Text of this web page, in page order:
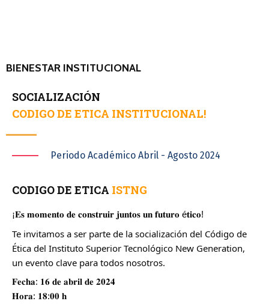
BIENESTAR INSTITUCIONAL
SOCIALIZACIÓN
CODIGO DE ETICA INSTITUCIONAL!
Periodo Académico Abril - Agosto 2024
CODIGO DE ETICA ISTNG
¡𝐄𝐬 𝐦𝐨𝐦𝐞𝐧𝐭𝐨 𝐝𝐞 𝐜𝐨𝐧𝐬𝐭𝐫𝐮𝐢𝐫 𝐣𝐮𝐧𝐭𝐨𝐬 𝐮𝐧 𝐟𝐮𝐭𝐮𝐫𝐨 é𝐭𝐢𝐜𝐨!
Te invitamos a ser parte de la socialización del Código de
Ética del Instituto Superior Tecnológico New Generation,
un evento clave para todos nosotros.
𝐅𝐞𝐜𝐡𝐚: 𝟏𝟔 𝐝𝐞 𝐚𝐛𝐫𝐢𝐥 𝐝𝐞 𝟐𝟎𝟐𝟒
𝐇𝐨𝐫𝐚: 𝟏𝟖:𝟎𝟎 𝐡